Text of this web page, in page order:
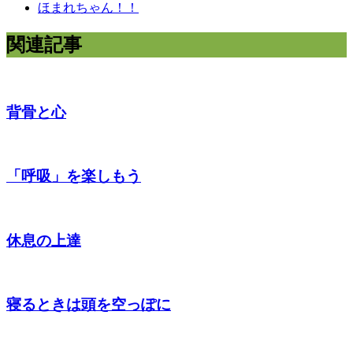
ほまれちゃん！！
関連記事
背骨と心
「呼吸」を楽しもう
休息の上達
寝るときは頭を空っぽに